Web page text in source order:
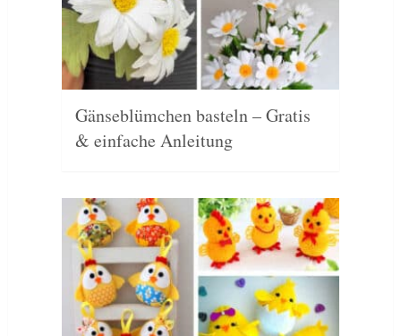
Gänseblümchen basteln – Gratis
& einfache Anleitung